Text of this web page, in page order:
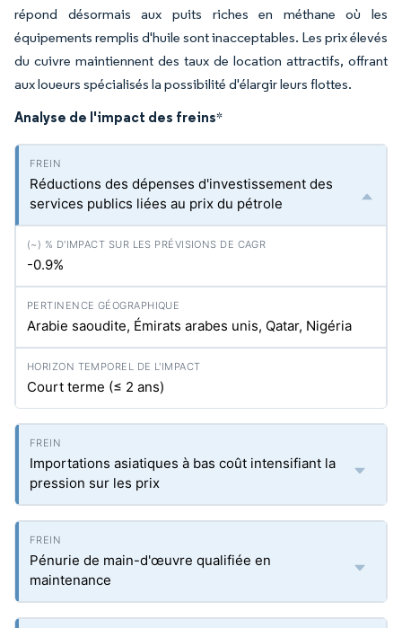
répond désormais aux puits riches en méthane où les
équipements remplis d'huile sont inacceptables. Les prix élevés
du cuivre maintiennent des taux de location attractifs, offrant
aux loueurs spécialisés la possibilité d'élargir leurs flottes.
Analyse de l'impact des freins*
Réductions des dépenses d'investissement des
services publics liées au prix du pétrole
-0.9%
Arabie saoudite, Émirats arabes unis, Qatar, Nigéria
Court terme (≤ 2 ans)
Importations asiatiques à bas coût intensifiant la
pression sur les prix
Pénurie de main-d'œuvre qualifiée en
maintenance